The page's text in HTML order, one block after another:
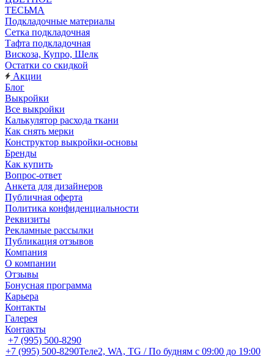
ТЕСЬМА
Подкладочные материалы
Сетка подкладочная
Тафта подкладочная
Вискоза, Купро, Шелк
Остатки со скидкой
Акции
Блог
Выкройки
Все выкройки
Калькулятор расхода ткани
Как снять мерки
Конструктор выкройки-основы
Бренды
Как купить
Вопрос-ответ
Анкета для дизайнеров
Публичная оферта
Политика конфиденциальности
Реквизиты
Рекламные рассылки
Публикация отзывов
Компания
О компании
Отзывы
Бонусная программа
Карьера
Контакты
Галерея
Контакты
+7 (995) 500-8290
+7 (995) 500-8290Теле2, WA, TG / По будням c 09:00 до 19:00